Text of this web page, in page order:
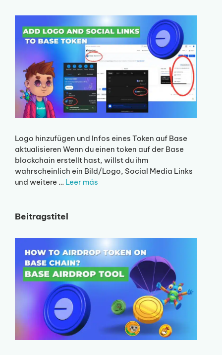
Logo hinzufügen und Infos eines Token auf Base
aktualisieren Wenn du einen token auf der Base
blockchain erstellt hast, willst du ihm
wahrscheinlich ein Bild/Logo, Social Media Links
und weitere … Leer más
Beitragstitel